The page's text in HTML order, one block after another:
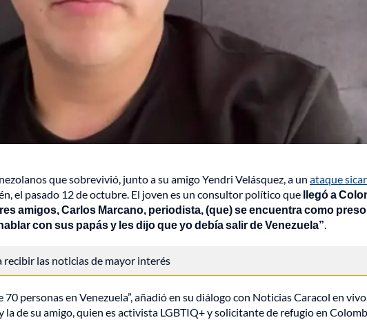
que sobrevivió, junto a su amigo Yendri Velásquez, a un ataque
el pasado 12 de octubre. El joven es un consultor político que llegó a
amigos, Carlos Marcano, periodista, (que) se encuentra como preso
con sus papás y les dijo que yo debía salir de Venezuela”.
recibir las noticias de mayor interés
70 personas en Venezuela”, añadió en su diálogo con Noticias Caracol en
de su amigo, quien es activista LGBTIQ+ y solicitante de refugio en